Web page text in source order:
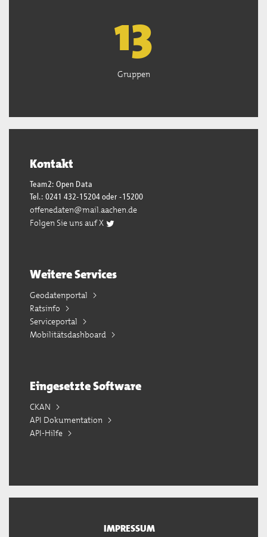
13
Gruppen
Kontakt
Team2: Open Data
Tel.: 0241 432-15204 oder -15200
offenedaten@mail.aachen.de
Folgen Sie uns auf X
Weitere Services
Geodatenportal
Ratsinfo
Serviceportal
Mobilitätsdashboard
Eingesetzte Software
CKAN
API Dokumentation
API-Hilfe
IMPRESSUM